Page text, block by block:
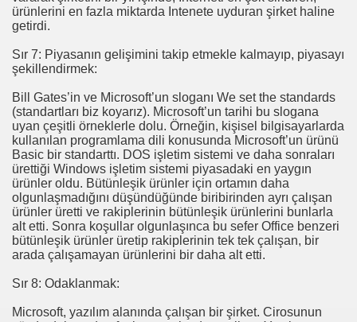
ürünlerini en fazla miktarda Intenete uyduran şirket haline
getirdi.
Sır 7: Piyasanın gelişimini takip etmekle kalmayıp, piyasayı
şekillendirmek:
Bill Gates’in ve Microsoft’un sloganı We set the standards
(standartları biz koyarız). Microsoft’un tarihi bu slogana
uyan çeşitli örneklerle dolu. Örneğin, kişisel bilgisayarlarda
kullanılan programlama dili konusunda Microsoft’un ürünü
Basic bir standarttı. DOS işletim sistemi ve daha sonraları
ürettiği Windows işletim sistemi piyasadaki en yaygın
ürünler oldu. Bütünleşik ürünler için ortamın daha
olgunlaşmadığını düşündüğünde biribirinden ayrı çalışan
ürünler üretti ve rakiplerinin bütünleşik ürünlerini bunlarla
alt etti. Sonra koşullar olgunlaşınca bu sefer Office benzeri
bütünleşik ürünler üretip rakiplerinin tek tek çalışan, bir
arada çalışamayan ürünlerini bir daha alt etti.
Sır 8: Odaklanmak:
Microsoft, yazılım alanında çalışan bir şirket. Cirosunun
İSMAİL TOPKAR